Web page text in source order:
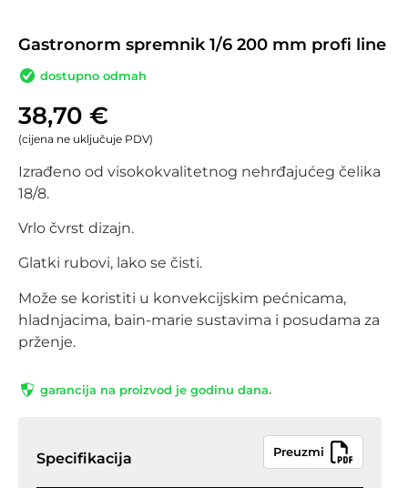
Gastronorm spremnik 1/6 200 mm profi line
dostupno odmah
38,70 €
(cijena ne uključuje PDV)
Izrađeno od visokokvalitetnog nehrđajućeg čelika
18/8.
Vrlo čvrst dizajn.
Glatki rubovi, lako se čisti.
Može se koristiti u konvekcijskim pećnicama,
hladnjacima, bain-marie sustavima i posudama za
prženje.
garancija na proizvod je godinu dana.
Specifikacija Preuzmi